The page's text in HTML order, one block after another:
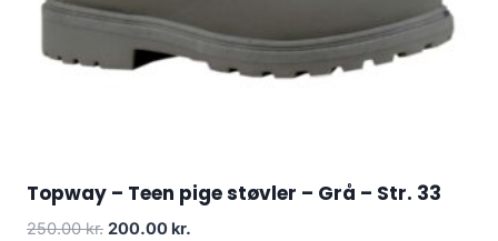
Topway – Teen pige støvler – Grå – Str. 33
250.00kr. Original
200.00 kr.